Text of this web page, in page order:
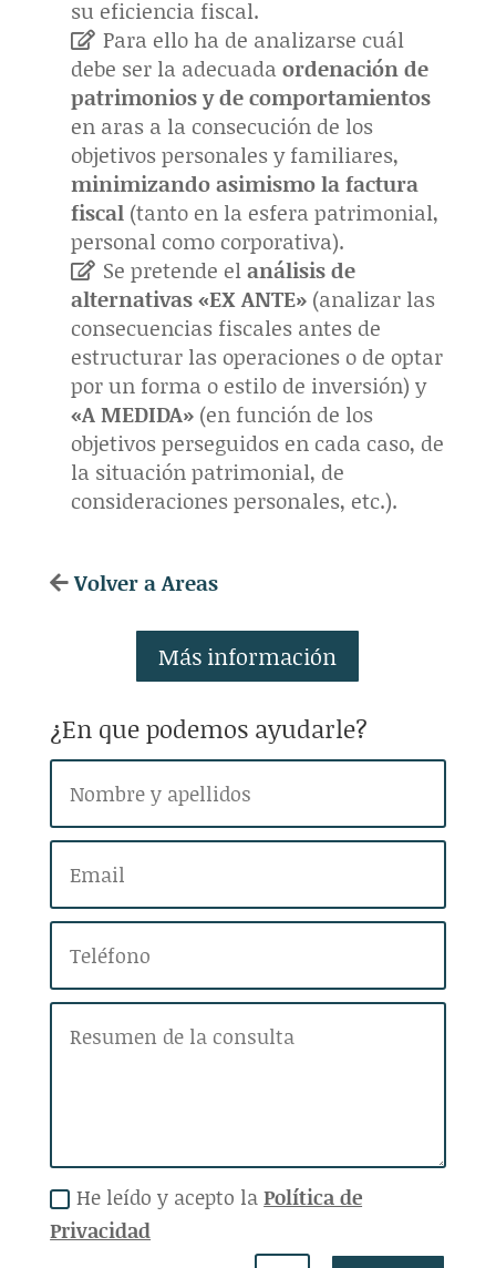
su eficiencia fiscal.
Para ello ha de analizarse cuál
debe ser la adecuadaordenación de
patrimonios y de comportamientos
en aras a la consecución de los
objetivos personales y familiares,
minimizando asimismo la factura
fiscal(tanto en la esfera patrimonial,
personal como corporativa).
Se pretende elanálisis de
alternativas «EX ANTE»(analizar las
consecuencias fiscales antes de
estructurar las operaciones o de optar
por un forma o estilo de inversión) y
«A MEDIDA»(en función de los
objetivos perseguidos en cada caso, de
la situación patrimonial, de
consideraciones personales, etc.).
Volver a Areas
Más información
¿En que podemos ayudarle?
He leído y acepto laPolítica de
Privacidad